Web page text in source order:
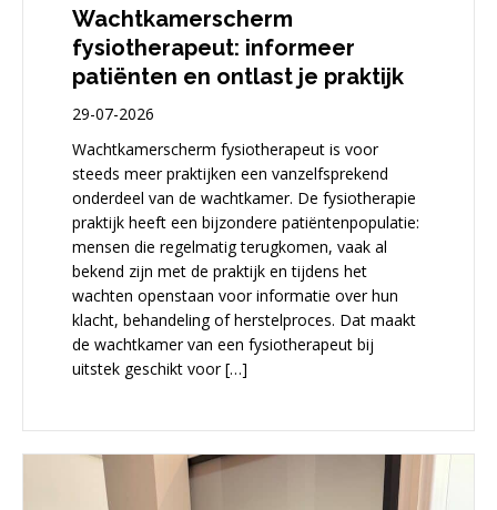
Wachtkamerscherm
fysiotherapeut: informeer
patiënten en ontlast je praktijk
29-07-2026
Wachtkamerscherm fysiotherapeut is voor
steeds meer praktijken een vanzelfsprekend
onderdeel van de wachtkamer. De fysiotherapie
praktijk heeft een bijzondere patiëntenpopulatie:
mensen die regelmatig terugkomen, vaak al
bekend zijn met de praktijk en tijdens het
wachten openstaan voor informatie over hun
klacht, behandeling of herstelproces. Dat maakt
de wachtkamer van een fysiotherapeut bij
uitstek geschikt voor […]